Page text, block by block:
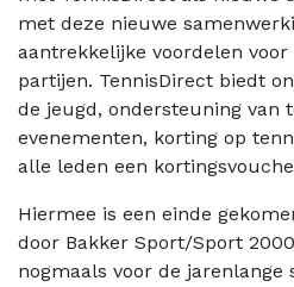
met deze nieuwe
aantrekkelijke voordelen voor
partijen. TennisDirect biedt
de jeugd, ondersteuning van
evenementen, korting op
alle leden een
Hiermee is een einde
door Bakker Sport/Sport
nogmaals voor de